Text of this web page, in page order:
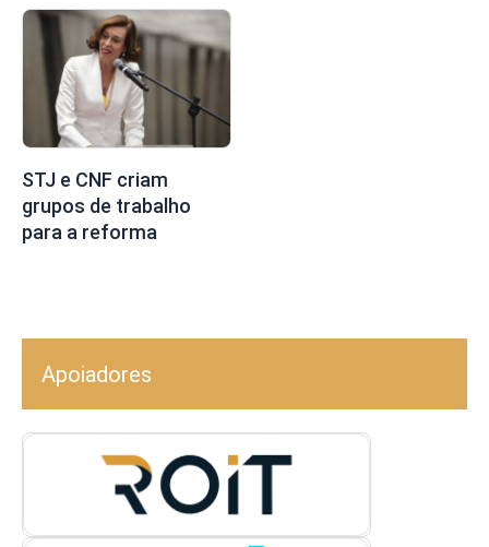
STJ e CNF criam
grupos de trabalho
para a reforma
Apoiadores